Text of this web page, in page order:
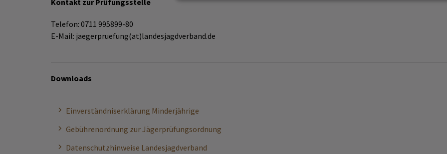
Kontakt zur Prüfungsstelle
Telefon: 0711 995899-80
E-Mail: jaegerpruefung(at)landesjagdverband.de
Downloads
Einverständniserklärung Minderjährige
Gebührenordnung zur Jägerprüfungsordnung
Datenschutzhinweise Landesjagdverband